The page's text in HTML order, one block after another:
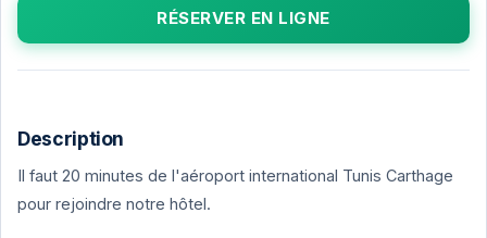
RÉSERVER EN LIGNE
Description
Il faut 20 minutes de l'aéroport international Tunis Carthage
pour rejoindre notre hôtel.